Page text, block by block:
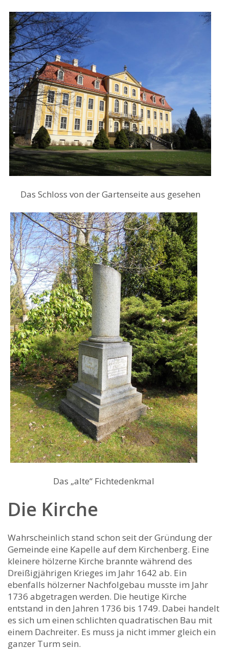
Das Schloss von der Gartenseite aus gesehen
Das „alte“ Fichtedenkmal
Die Kirche
Wahrscheinlich stand schon seit der Gründung der
Gemeinde eine Kapelle auf dem Kirchenberg. Eine
kleinere hölzerne Kirche brannte während des
Dreißigjährigen Krieges im Jahr 1642 ab. Ein
ebenfalls hölzerner Nachfolgebau musste im Jahr
1736 abgetragen werden. Die heutige Kirche
entstand in den Jahren 1736 bis 1749. Dabei handelt
es sich um einen schlichten quadratischen Bau mit
einem Dachreiter. Es muss ja nicht immer gleich ein
ganzer Turm sein.